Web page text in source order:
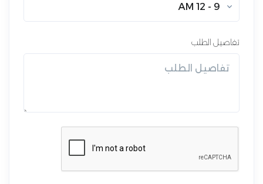
9 - 12 AM
تفاصيل الطلب